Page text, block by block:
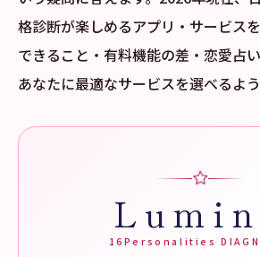
格診断が楽しめるアプリ・サービス
できること・有料機能の差・恋愛占
あなたに最適なサービスを選べるよ
16Personalities